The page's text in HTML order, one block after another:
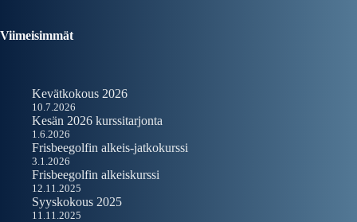
Viimeisimmät
Kevätkokous 2026
10.7.2026
Kesän 2026 kurssitarjonta
1.6.2026
Frisbeegolfin alkeis-jatkokurssi
3.1.2026
Frisbeegolfin alkeiskurssi
12.11.2025
Syyskokous 2025
11.11.2025